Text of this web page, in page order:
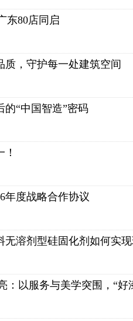
东80店同启
，守护每一处建筑空间
“中国智造”密码
年度战略合作协议
无溶剂型硅固化剂如何实
：以服务与美学突围，“